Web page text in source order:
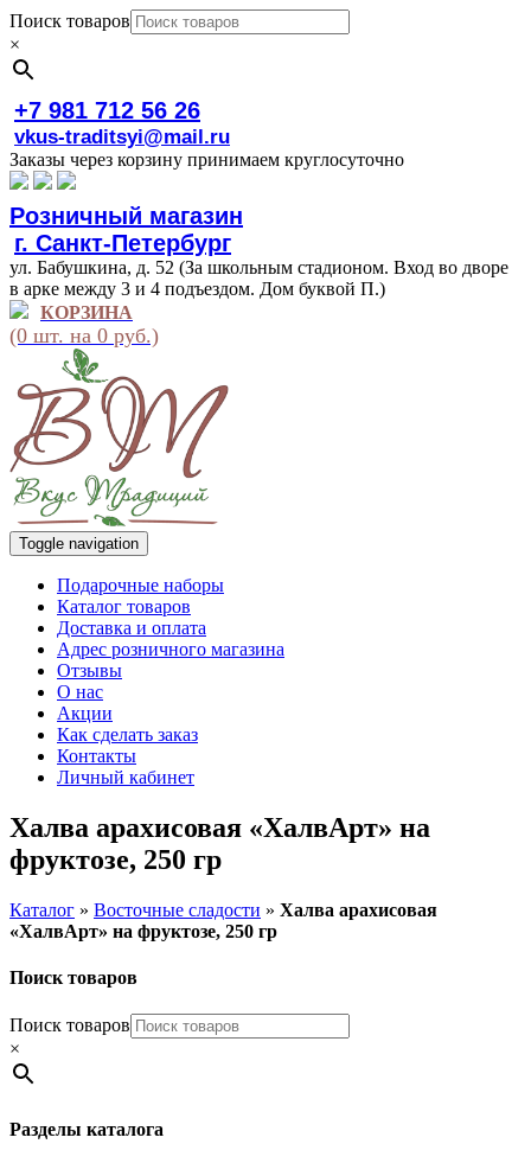
Поиск товаров
×
+7 981 712 56 26
vkus-traditsyi@mail.ru
Заказы через корзину принимаем круглосуточно
Розничный магазин
г. Санкт-Петербург
ул. Бабушкина, д. 52 (За школьным стадионом. Вход во дворе
в арке между 3 и 4 подъездом. Дом буквой П.)
КОРЗИНА
(0 шт. на 0 руб.)
Toggle navigation
Подарочные наборы
Каталог товаров
Доставка и оплата
Адрес розничного магазина
Отзывы
О нас
Акции
Как сделать заказ
Контакты
Личный кабинет
Халва арахисовая «ХалвАрт» на
фруктозе, 250 гр
Каталог » Восточные сладости » Халва арахисовая
«ХалвАрт» на фруктозе, 250 гр
Поиск товаров
Поиск товаров
×
Разделы каталога